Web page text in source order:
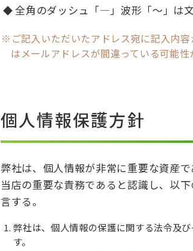
全角のダッシュ「―」波形「～」は
ご記入いただいたアドレス宛に記入内
はメールアドレスが間違っている可能
個人情報保護方針
弊社は、個人情報が非常に重要な資産
当店の重要な責務であると認識し、以
言する。
弊社は、個人情報の保護に関する法令及
す。